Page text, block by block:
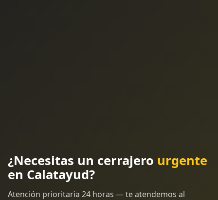
¿Necesitas un cerrajero urgente
en Calatayud?
Atención prioritaria 24 horas — te atendemos al